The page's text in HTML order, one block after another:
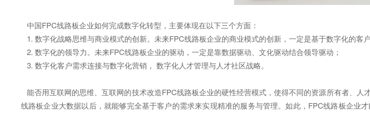
中国FPC线路板企业如何完成数字化转型，主要体现在以下三个方面：
1. 数字化战略思维与商业模式的创新。未来FPC线路板企业的商业模式的创新，一定是基于数字化的客
2. 数字化的领导力。未来FPC线路板企业的驱动，一定是靠数据驱动、文化驱动结合领导驱动；
3. 数字化客户需求连接与数字化营销， 数字化人才管理与人才社区战略。
能否用互联网的思维、互联网的技术改造FPC线路板企业的硬性经营模式，使得不同的资源所有者、
线路板企业大数据以后，就能够完全基于客户的需求来实现精准的服务与管理。如此，FPC线路板企业